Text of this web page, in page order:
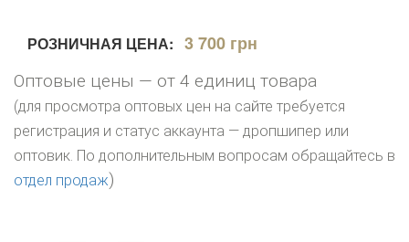
РОЗНИЧНАЯ ЦЕНА: 3 700 грн
Оптовые цены — от 4 единиц товара
(для просмотра оптовых цен на сайте требуется
регистрация и статус аккаунта — дропшипер или
оптовик. По дополнительным вопросам обращайтесь в
отдел продаж)